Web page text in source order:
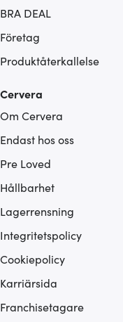
BRA DEAL
Företag
Produktåterkallelse
Cervera
Om Cervera
Endast hos oss
Pre Loved
Hållbarhet
Lagerrensning
Integritetspolicy
Cookiepolicy
Karriärsida
Franchisetagare